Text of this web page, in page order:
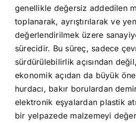
genellikle değersiz addedilen
toplanarak, ayrıştırılarak ve
değerlendirilmek üzere
sürecidir. Bu süreç, sadece
sürdürülebilirlik açısından
ekonomik açıdan da büyük
hurdacı, bakır borulardan
elektronik eşyalardan plastik
bir yelpazede malzemeyi